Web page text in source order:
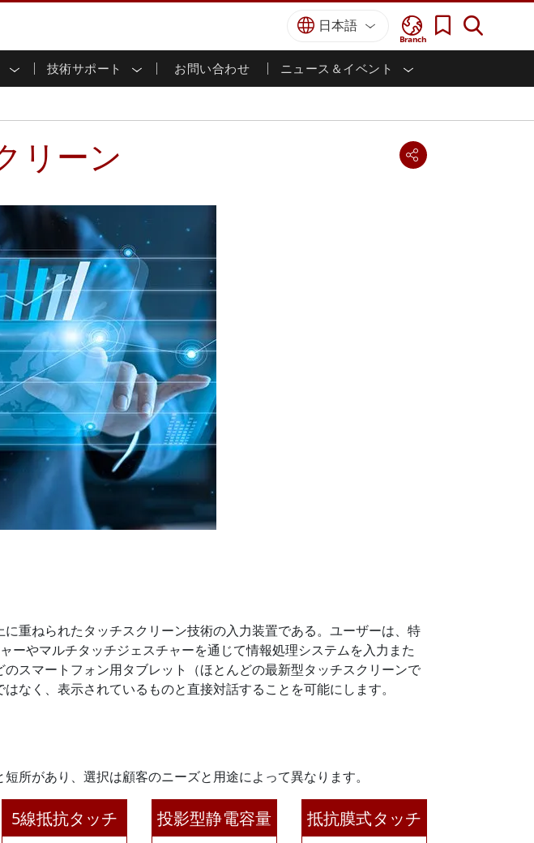
Branch
日本語
技術サポート お問い合わせ ニュース＆イベント
(P-CAPタッチ)
業用パネルPC (抵抗膜方式)
テンレスシリーズ
グレード
ータイプパネルPC
ジAIパネルPC
防衛頑丈なノートパソコン
ルスケアグレード
スケア堅牢タブレット
スケアパネルPC
ルスケアディスプレイ
船舶用パネルPC
船舶用ディスプレイ
船舶用組込みコンピュータ
コンピュータ
ジ AI モビリティ
ジ AIパネルPC
ッジ AI コンピューティング
ステンレス鋼グレード
ステンレスパネルPC
ステンレスディスプレイ
品 & 衛生産業
海洋
庫 & 物流
ンフラ
セルフサービスキオスク
マート充電ステーション
ーチャル展示会
認証／コンプライアンス
リーン
重ねられたタッチスクリーン技術の入力装置である。ユーザーは、特
やマルチタッチジェスチャーを通じて情報処理システムを入力また
スマートフォン用タブレット（ほとんどの最新型タッチスクリーンで
なく、表示されているものと直接対話することを可能にします。
所があり、選択は顧客のニーズと用途によって異なります。
5線抵抗タッチ
投影型静電容量
抵抗膜式タッチ